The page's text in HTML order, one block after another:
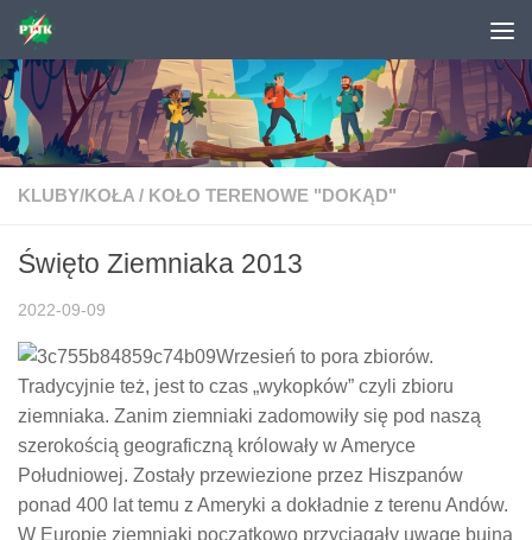
Skip to content
KLUBY/KOŁA / KOŁO TERENOWE "DOKĄD"
Święto Ziemniaka 2013
2022-09-09
Wrzesień to pora zbiorów.
Tradycyjnie też, jest to czas „wykopków” czyli zbioru
ziemniaka. Zanim ziemniaki zadomowiły się pod naszą
szerokością geograficzną królowały w Ameryce
Południowej. Zostały przewiezione przez Hiszpanów
ponad 400 lat temu z Ameryki a dokładnie z terenu Andów.
W Europie ziemniaki początkowo przyciągały uwagę bujną